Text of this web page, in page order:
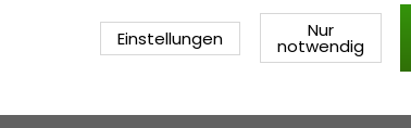
Einstellungen Nur
notwendig